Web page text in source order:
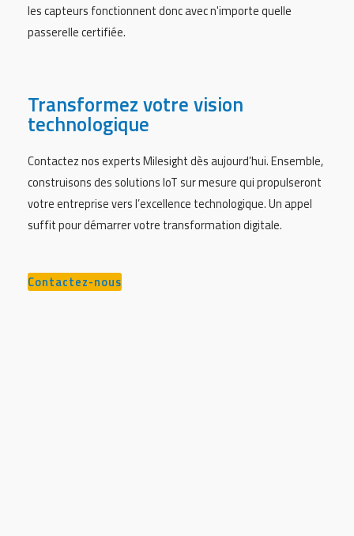
les capteurs fonctionnent donc avec n'importe quelle
passerelle certifiée.
Transformez votre vision
technologique
Contactez nos experts Milesight dès aujourd’hui. Ensemble,
construisons des solutions IoT sur mesure qui propulseront
votre entreprise vers l’excellence technologique. Un appel
suffit pour démarrer votre transformation digitale.
Contactez-nous